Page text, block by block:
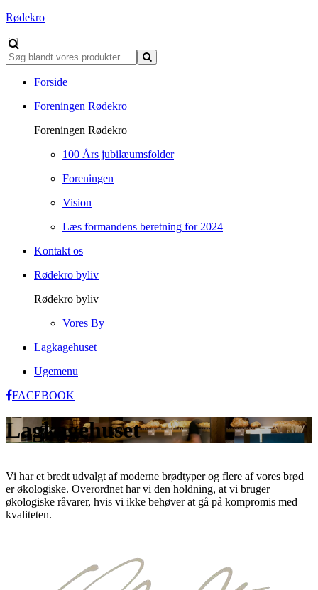
Rødekro
Forside
Foreningen Rødekro
Foreningen Rødekro
100 Års jubilæumsfolder
Foreningen
Vision
Læs formandens beretning for 2024
Kontakt os
Rødekro byliv
Rødekro byliv
Vores By
Lagkagehuset
Ugemenu
FACEBOOK
Lagkagehuset
Vi har et bredt udvalgt af moderne brødtyper og flere af vores brød
er økologiske. Overordnet har vi den holdning, at vi bruger
økologiske råvarer, hvis vi ikke behøver at gå på kompromis med
kvaliteten.